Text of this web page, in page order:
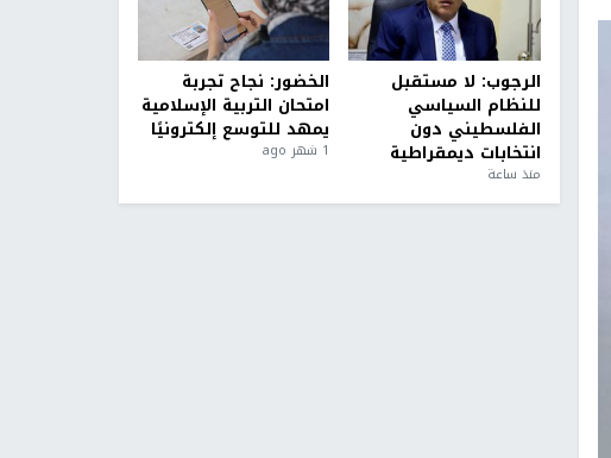
الرجوب: لا مستقبل
للنظام السياسي
الفلسطيني دون
انتخابات ديمقراطية
منذ ساعة
الخضور: نجاح تجربة
امتحان التربية الإسلامية
يمهد للتوسع إلكترونيًا
1 شهر ago